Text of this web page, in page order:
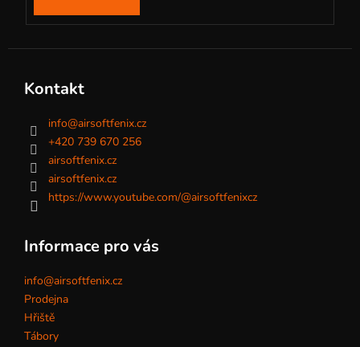
Kontakt
info@airsoftfenix.cz
+420 739 670 256
airsoftfenix.cz
airsoftfenix.cz
https://www.youtube.com/@airsoftfenixcz
Informace pro vás
info@airsoftfenix.cz
Prodejna
Hřiště
Tábory